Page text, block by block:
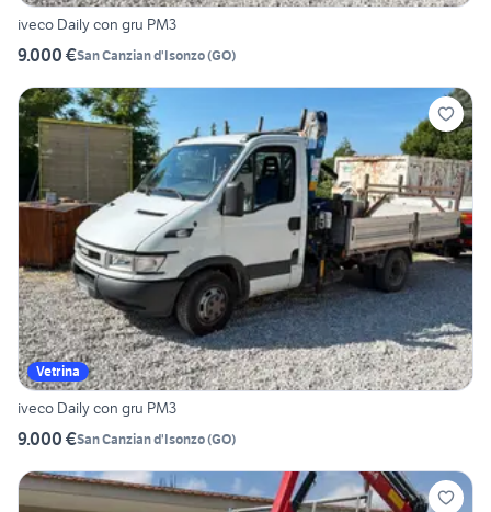
iveco Daily con gru PM3
9.000 €San Canzian d'Isonzo(GO)
Vetrina
iveco Daily con gru PM3
9.000 €San Canzian d'Isonzo(GO)